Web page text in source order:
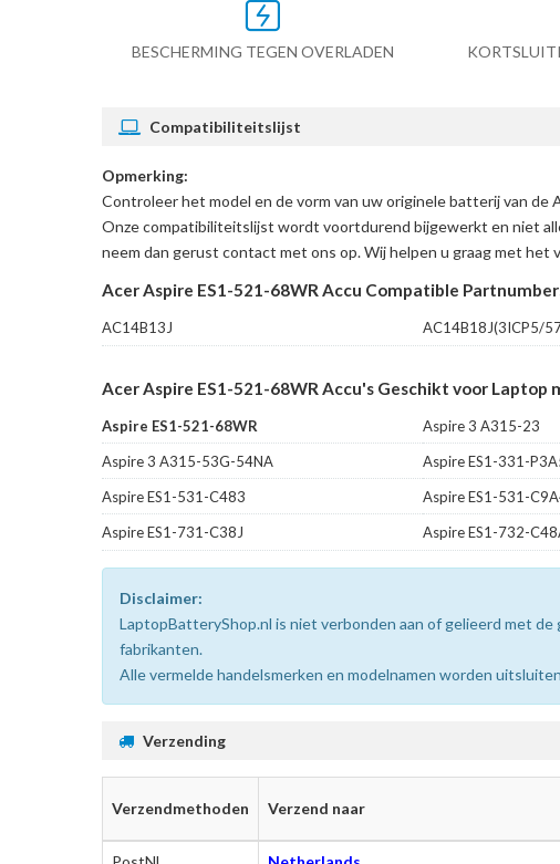
BESCHERMING TEGEN OVERLADEN
Compatibiliteitslijst
Opmerking:
Controleer het model en de vorm van uw originele batterij van de
Onze compatibiliteitslijst wordt voortdurend bijgewerkt en niet
neem dan gerust contact met ons op. Wij helpen u graag met het
Acer Aspire ES1-521-68WR Accu Compatible
AC14B13J AC14B18J(3ICP5/
Acer Aspire ES1-521-68WR Accu's Geschikt voor Laptop
Aspire ES1-521-68WR Aspire 3 A315-23
Aspire 3 A315-53G-54NA
Aspire ES1-331-
Aspire ES1-531-C483
Aspire ES1-531-
Aspire ES1-731-C38J
Aspire ES1-732-
Disclaimer:
LaptopBatteryShop.nl is niet verbonden aan of gelieerd met
fabrikanten.
Alle vermelde handelsmerken en modelnamen worden
Verzending
Verzendmethoden Verzend naar